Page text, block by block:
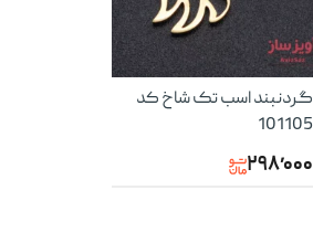
گردنبند اسب تک شاخ کد
101105
۲۹۸٬۰۰۰